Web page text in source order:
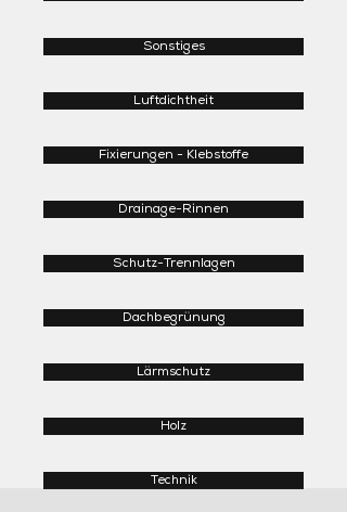
Sonstiges
Luftdichtheit
Fixierungen - Klebstoffe
Drainage-Rinnen
Schutz-Trennlagen
Dachbegrünung
Lärmschutz
Holz
Technik